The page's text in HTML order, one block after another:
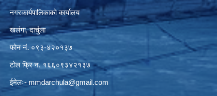
नगरकार्यपालिकाको कार्यालय
खलंगा, दार्चुला
फोन नं. ०९३-४२०१३७
टोल फ्रि न. १६६०९३४२१३७
ईमेलः-mmdarchula@gmail.com